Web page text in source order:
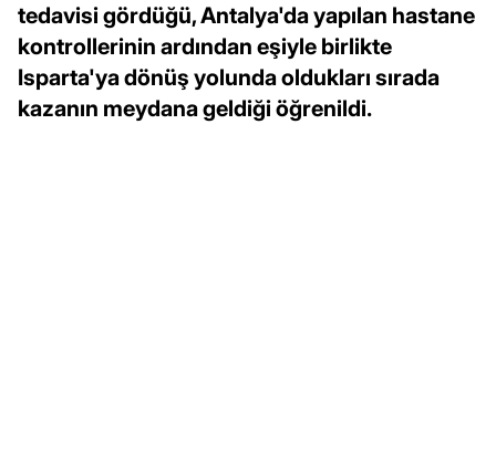
tedavisi gördüğü, Antalya'da yapılan hastane
kontrollerinin ardından eşiyle birlikte
Isparta'ya dönüş yolunda oldukları sırada
kazanın meydana geldiği öğrenildi.